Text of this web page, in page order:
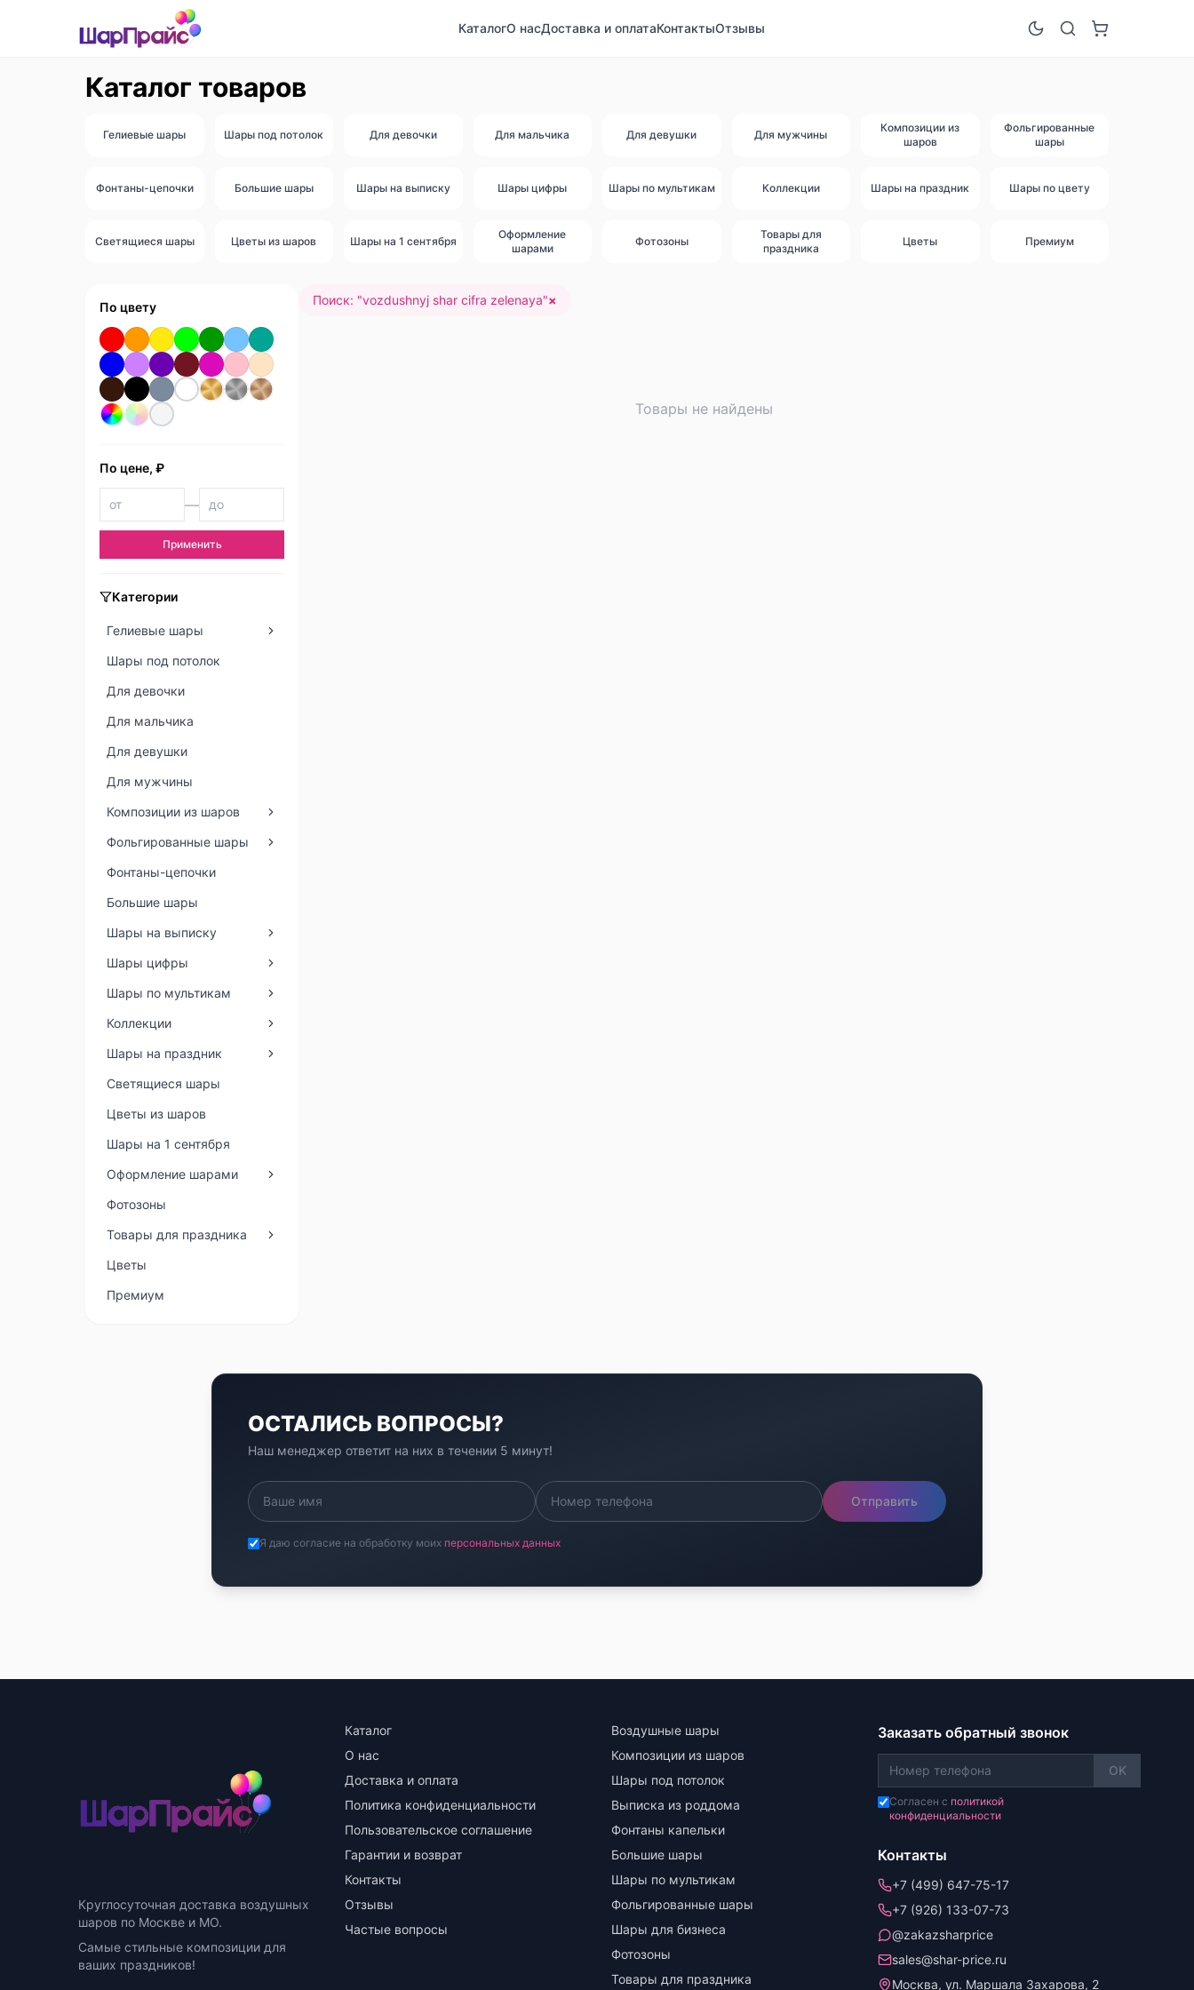
КаталогО насДоставка и оплатаКонтактыОтзывы
Каталог товаров
Гелиевые шары Шары под потолок Для девочки Для мальчика Для девушки Для мужчины
Композиции из
шаров
Фольгированные
шары
Фонтаны-цепочки Большие шары Шары на выписку Шары цифры Шары по мультикам Коллекции Шары на праздник Шары по цвету
Светящиеся шары Цветы из шаров Шары на 1 сентября
Оформление
шарами
Фотозоны
Товары для
праздника
Цветы Премиум
По цвету
По цене, ₽
—
Применить
Категории
Гелиевые шары
Шары под потолок
Для девочки
Для мальчика
Для девушки
Для мужчины
Композиции из шаров
Фольгированные шары
Фонтаны-цепочки
Большие шары
Шары на выписку
Шары цифры
Шары по мультикам
Коллекции
Шары на праздник
Светящиеся шары
Цветы из шаров
Шары на 1 сентября
Оформление шарами
Фотозоны
Товары для праздника
Цветы
Премиум
Поиск: "vozdushnyj shar cifra zelenaya"×
Товары не найдены
ОСТАЛИСЬ ВОПРОСЫ?
Наш менеджер ответит на них в течении 5 минут!
Отправить
Я даю согласие на обработку моих персональных данных
Круглосуточная доставка воздушных
шаров по Москве и МО.
Самые стильные композиции для
ваших праздников!
Каталог
О нас
Доставка и оплата
Политика конфиденциальности
Пользовательское соглашение
Гарантии и возврат
Контакты
Отзывы
Частые вопросы
Воздушные шары
Композиции из шаров
Шары под потолок
Выписка из роддома
Фонтаны капельки
Большие шары
Шары по мультикам
Фольгированные шары
Шары для бизнеса
Фотозоны
Товары для праздника
Заказать обратный звонок
OK
Согласен с политикой
конфиденциальности
Контакты
+7 (499) 647-75-17
+7 (926) 133-07-73
@zakazsharprice
sales@shar-price.ru
Москва, ул. Маршала Захарова, 2